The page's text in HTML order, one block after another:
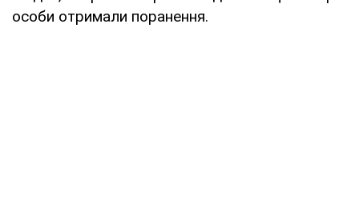
особи отримали поранення.